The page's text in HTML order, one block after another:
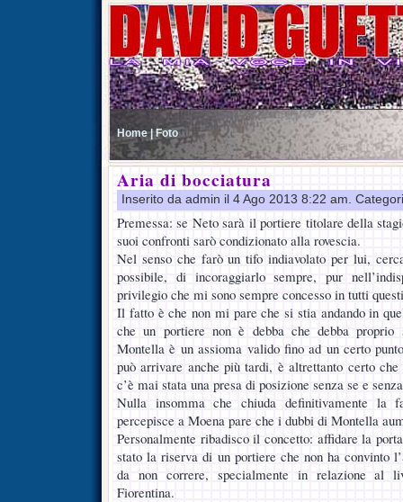
Home | Foto
Aria di bocciatura
Inserito da admin il 4 Ago 2013 8:22 am.
Premessa: se Neto sarà il portiere titolare della
suoi confronti sarò condizionato alla rovescia.
Nel senso che farò un tifo indiavolato per lui,
possibile, di incoraggiarlo sempre, pur
privilegio che mi sono sempre concesso in tutti
Il fatto è che non mi pare che si stia andando in
che un portiere non è debba che debba
Montella è un assioma valido fino ad un certo
può arrivare anche più tardi, è altrettanto certo
c’è mai stata una presa di posizione senza se e
Nulla insomma che chiuda definitivamente la
percepisce a Moena pare che i dubbi di Montella
Personalmente ribadisco il concetto: affidare la
stato la riserva di un portiere che non ha convinto
da non correre, specialmente in relazione al
Fiorentina.